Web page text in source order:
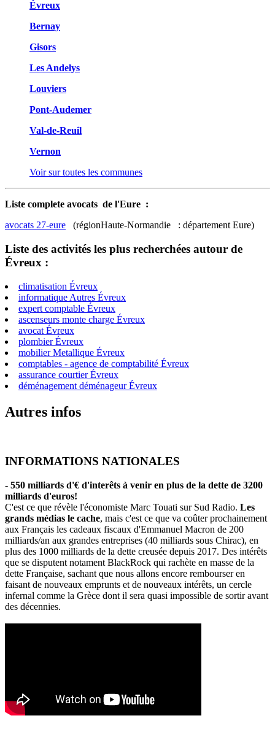
Évreux
Bernay
Gisors
Les Andelys
Louviers
Pont-Audemer
Val-de-Reuil
Vernon
Voir sur toutes les communes
Liste complete avocats de l'Eure :
avocats 27-eure (régionHaute-Normandie : département Eure)
Liste des activités les plus recherchées autour de
Évreux :
climatisation Évreux
informatique Autres Évreux
expert comptable Évreux
ascenseurs monte charge Évreux
avocat Évreux
plombier Évreux
mobilier Metallique Évreux
comptables - agence de comptabilité Évreux
assurance courtier Évreux
déménagement déménageur Évreux
Autres infos
INFORMATIONS NATIONALES
- 550 milliards d'€ d'interêts à venir en plus de la dette de 3200
milliards d'euros!
C'est ce que révèle l'économiste Marc Touati sur Sud Radio. Les
grands médias le cache, mais c'est ce que va coûter prochainement
aux Français les cadeaux fiscaux d'Emmanuel Macron de 200
milliards/an aux grandes entreprises (40 milliards sous Chirac), en
plus des 1000 milliards de la dette creusée depuis 2017. Des intérêts
que se disputent notament BlackRock qui rachète en masse de la
dette Française, sachant que nous allons encore rembourser en
faisant de nouveaux emprunts et de nouveaux intérêts, un cercle
infernal comme la Grèce dont il sera quasi impossible de sortir avant
des décennies.